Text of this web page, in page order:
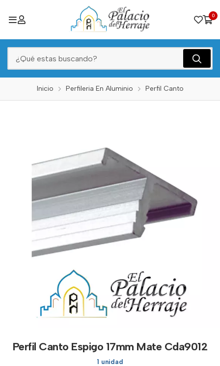
0
Inicio Perfileria En Aluminio Perfil Canto
Perfil Canto Espigo 17mm Mate Cda9012
1 unidad